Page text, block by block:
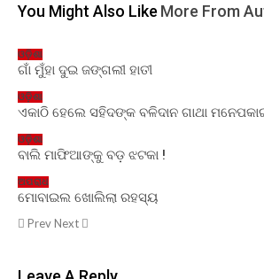
You Might Also Like More From
ଓଡ଼ିଶା
ଗାଁ ମୁଁହା ଦୁଇ ଜଙ୍ଗଲୀ ହାତୀ
ଓଡ଼ିଶା
ଏକାଠି ହେଲେ ସହିଦଙ୍କ ବଳିଦାନ ଗାଥା
ଓଡ଼ିଶା
ବାଲି ମାଫିଆଙ୍କୁ ବଡ଼ ଝଟକା !
ଅପରାଧ
ମୋବାଇଲ ଖୋଲିଲା ରହସ୍ୟ
PrevNext